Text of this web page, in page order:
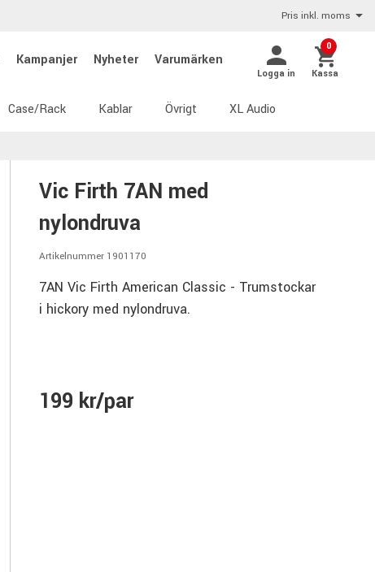
Pris inkl. moms
Kampanjer Nyheter Varumärken
Logga in
0
Kassa
Case/Rack Kablar Övrigt XL Audio
Vic Firth 7AN med
nylondruva
Artikelnummer 1901170
7AN Vic Firth American Classic - Trumstockar
i hickory med nylondruva.
199 kr/par